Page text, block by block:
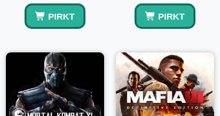
PIRKT PIRKT